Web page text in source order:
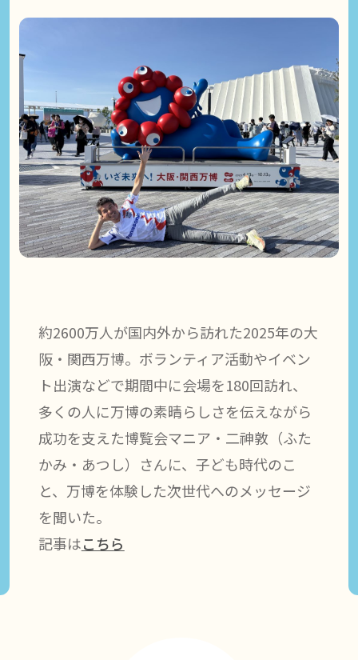
約2600万人が国内外から訪れた2025年の大
阪・関西万博。ボランティア活動やイベン
ト出演などで期間中に会場を180回訪れ、
多くの人に万博の素晴らしさを伝えながら
成功を支えた博覧会マニア・二神︀敦（ふた
かみ・あつし）さんに、子ども時代のこ
と、万博を体験した次世代へのメッセージ
を聞いた。
記事はこちら